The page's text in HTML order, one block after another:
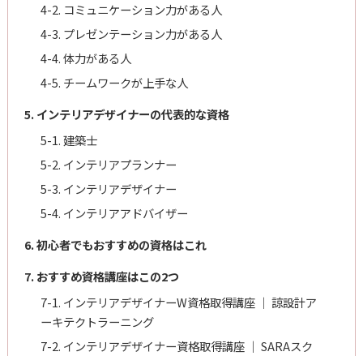
4-2. コミュニケーション力がある人
4-3. プレゼンテーション力がある人
4-4. 体力がある人
4-5. チームワークが上手な人
5. インテリアデザイナーの代表的な資格
5-1. 建築士
5-2. インテリアプランナー
5-3. インテリアデザイナー
5-4. インテリアアドバイザー
6. 初心者でもおすすめの資格はこれ
7. おすすめ資格講座はこの2つ
7-1. インテリアデザイナーW資格取得講座 ｜ 諒設計ア
ーキテクトラーニング
7-2. インテリアデザイナー資格取得講座 ｜ SARAスク